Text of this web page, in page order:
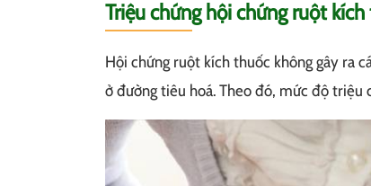
Triệu chứng hội chứng ruột
Hội chứng ruột kích thuốc không gây ra
ở đường tiêu hoá. Theo đó, mức độ triệu